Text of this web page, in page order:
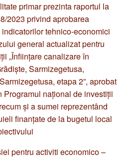
primar prezinta raportul la
2023 privind aprobarea
tehnico-economici
general actualizat pentru
„Înfiinţare canalizare în
Sarmizegetusa,
etapa 2”, aprobat
Programul național de investiții
și a sumei reprezentând
finanțate de la bugetul local
pentru activiti economico –